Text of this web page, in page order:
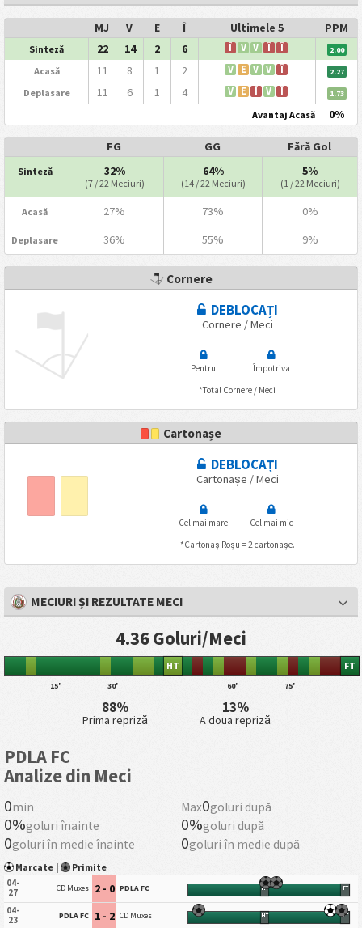
MJ V E Î Ultimele 5 PPM
Sinteză 22 14 2 6 Î V V Î Î 2.00
Acasă 11 8 1 2 V E V V Î 2.27
Deplasare 11 6 1 4 V E Î V Î 1.73
Avantaj Acasă 0%
FG GG Fără Gol
Sinteză 32%
(7 / 22 Meciuri)
64%
(14 / 22 Meciuri)
5%
(1 / 22 Meciuri)
Acasă 27% 73% 0%
Deplasare 36% 55% 9%
Cornere
DEBLOCAȚI
Cornere / Meci
Pentru
Împotriva
*Total Cornere / Meci
Cartonașe
DEBLOCAȚI
Cartonașe / Meci
Cel mai mare
Cel mai mic
*Cartonaș Roșu = 2 cartonașe.
MECIURI ȘI REZULTATE MECI
4.36 Goluri/Meci
15' 30'
HT
60' 75'
FT
88%
Prima repriză
13%
A doua repriză
PDLA FC
Analize din Meci
0min Max0goluri după
0%goluri înainte 0%goluri după
0goluri în medie înainte 0goluri în medie după
Marcate | Primite
04-
27
CD Muxes 2 - 0 PDLA FC HT FT
04-
23
PDLA FC 1 - 2 CD Muxes HT FT